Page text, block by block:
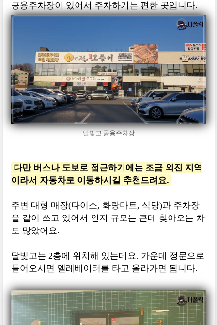
공용주차장이 있어서 주차하기는 편한 곳입니다.
달빛고 공용주차장
다만 버스나 도보로 접근하기에는 조금 외진 지역
이라서 자동차로 이동하시길 추천드려요.
주변 대형 매장(다이소, 화랑마트, 식당)과 주차장
을 같이 쓰고 있어서 인지 규모는 큰데 찾아오는 차
도 많았어요.
달빛고는 2층에 위치해 있는데요. 가운데 정문으로
들어오시면 엘레베이터를 타고 올라가면 됩니다.